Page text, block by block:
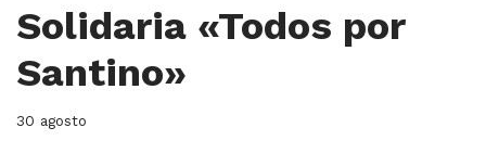
Solidaria «Todos por
Santino»
30 agosto